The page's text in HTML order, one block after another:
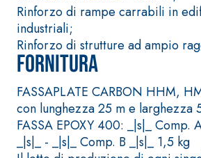
Rinforzo di rampe carrabili in
industriali;
Rinforzo di strutture ad ampio
Fornitura
FASSAPLATE CARBON HHM,
con lunghezza 25 m e larghezza
FASSA EPOXY 400: _|s|_ Comp.
_|s|_ - _|s|_ Comp. B _|s|_ 1,5 kg
passivazione,
riparazione, rasatura e
protezione di strutture in
calcestruzzo
Sistema ISOLAMENTO